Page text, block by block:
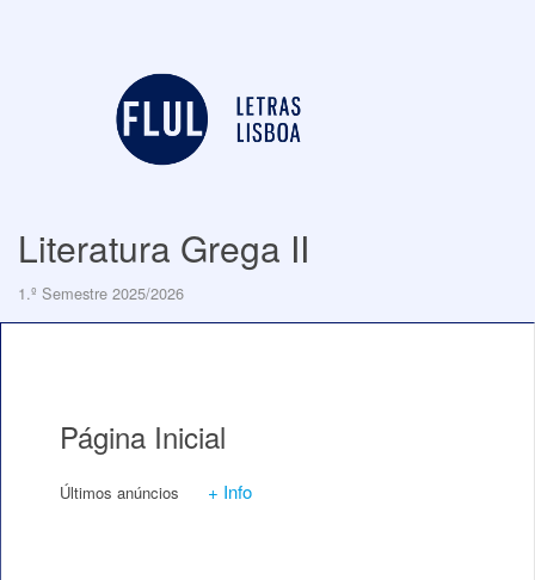
Literatura Grega II
1.º Semestre 2025/2026
Página Inicial
Últimos anúncios + Info